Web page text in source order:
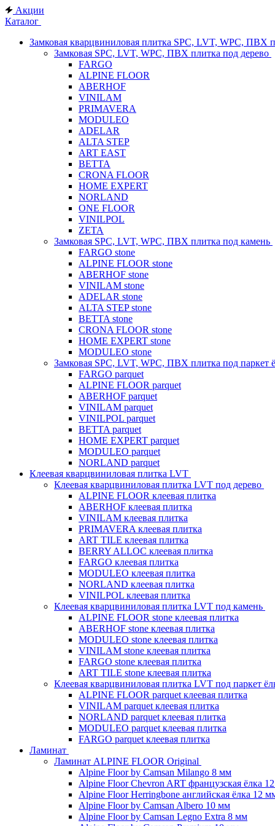
Акции
Каталог
Замковая кварцвиниловая плитка SPC, LVT, WPC, ПВХ
Замковая SPC, LVT, WPC, ПВХ плитка под дерево
FARGO
ALPINE FLOOR
ABERHOF
VINILAM
PRIMAVERA
MODULEO
ADELAR
ALTA STEP
ART EAST
BETTA
CRONA FLOOR
HOME EXPERT
NORLAND
ONE FLOOR
VINILPOL
ZETA
Замковая SPC, LVT, WPC, ПВХ плитка под камень
FARGO stone
ALPINE FLOOR stone
ABERHOF stone
VINILAM stone
ADELAR stone
ALTA STEP stone
BETTA stone
CRONA FLOOR stone
HOME EXPERT stone
MODULEO stone
Замковая SPC, LVT, WPC, ПВХ плитка под паркет
FARGO parquet
ALPINE FLOOR parquet
ABERHOF parquet
VINILAM parquet
VINILPOL parquet
BETTA parquet
HOME EXPERT parquet
MODULEO parquet
NORLAND parquet
Клеевая кварцвиниловая плитка LVT
Клеевая кварцвиниловая плитка LVT под дерево
ALPINE FLOOR клеевая плитка
ABERHOF клеевая плитка
VINILAM клеевая плитка
PRIMAVERA клеевая плитка
ART TILE клеевая плитка
BERRY ALLOC клеевая плитка
FARGO клеевая плитка
MODULEO клеевая плитка
NORLAND клеевая плитка
VINILPOL клеевая плитка
Клеевая кварцвиниловая плитка LVT под камень
ALPINE FLOOR stone клеевая плитка
ABERHOF stone клеевая плитка
MODULEO stone клеевая плитка
VINILAM stone клеевая плитка
FARGO stone клеевая плитка
ART TILE stone клеевая плитка
Клеевая кварцвиниловая плитка LVT под паркет
ALPINE FLOOR parquet клеевая плитка
VINILAM parquet клеевая плитка
NORLAND parquet клеевая плитка
MODULEO parquet клеевая плитка
FARGO parquet клеевая плитка
Ламинат
Ламинат ALPINE FLOOR Original
Alpine Floor by Camsan Milango 8 мм
Alpine Floor Chevron ART французская ёлка
Alpine Floor Herringbone английская ёлка 12
Alpine Floor by Camsan Albero 10 мм
Alpine Floor by Camsan Legno Extra 8 мм